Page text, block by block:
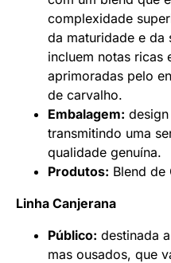
complexidade
da maturidade e da
incluem notas ricas
aprimoradas pelo
de carvalho.
Embalagem:
transmitindo uma
qualidade genuína.
Produtos: Blend de
Linha Canjerana
Público: destinada
mas ousados, que